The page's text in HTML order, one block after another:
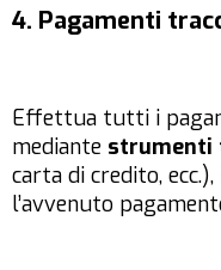
4. Pagamenti
Effettua tutti i
mediante strumenti
carta di credito,
l’avvenuto